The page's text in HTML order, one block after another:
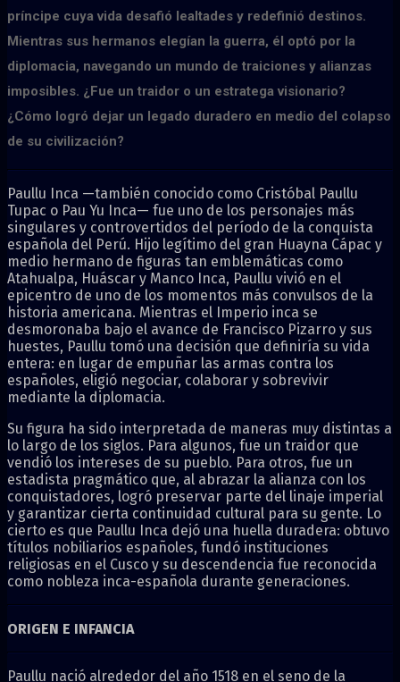
príncipe cuya vida desafió lealtades y redefinió destinos.
Mientras sus hermanos elegían la guerra, él optó por la
diplomacia, navegando un mundo de traiciones y alianzas
imposibles. ¿Fue un traidor o un estratega visionario?
¿Cómo logró dejar un legado duradero en medio del colapso
de su civilización?
Paullu Inca —también conocido como Cristóbal Paullu
Tupac o Pau Yu Inca— fue uno de los personajes más
singulares y controvertidos del período de la conquista
española del Perú. Hijo legítimo del gran Huayna Cápac y
medio hermano de figuras tan emblemáticas como
Atahualpa, Huáscar y Manco Inca, Paullu vivió en el
epicentro de uno de los momentos más convulsos de la
historia americana. Mientras el Imperio inca se
desmoronaba bajo el avance de Francisco Pizarro y sus
huestes, Paullu tomó una decisión que definiría su vida
entera: en lugar de empuñar las armas contra los
españoles, eligió negociar, colaborar y sobrevivir
mediante la diplomacia.
Su figura ha sido interpretada de maneras muy distintas a
lo largo de los siglos. Para algunos, fue un traidor que
vendió los intereses de su pueblo. Para otros, fue un
estadista pragmático que, al abrazar la alianza con los
conquistadores, logró preservar parte del linaje imperial
y garantizar cierta continuidad cultural para su gente. Lo
cierto es que Paullu Inca dejó una huella duradera: obtuvo
títulos nobiliarios españoles, fundó instituciones
religiosas en el Cusco y su descendencia fue reconocida
como nobleza inca-española durante generaciones.
ORIGEN E INFANCIA
Paullu nació alrededor del año 1518 en el seno de la